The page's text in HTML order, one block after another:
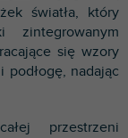
światła, który
zintegrowanym
się wzory
nadając
przestrzeni